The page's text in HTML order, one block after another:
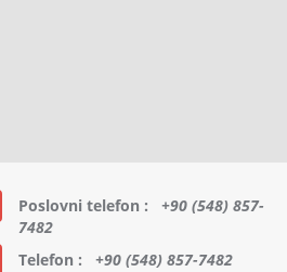
Poslovni telefon : +90 (548) 857-
7482
Telefon : +90 (548) 857-7482